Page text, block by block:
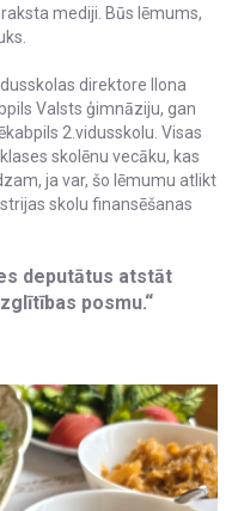
mediji. Būs lēmums,
direktore Ilona
Valsts ģimnāziju, gan
2.vidusskolu. Visas
skolēnu vecāku, kas
ja var, šo lēmumu atlikt
skolu finansēšanas
deputātus atstāt
posmu.“